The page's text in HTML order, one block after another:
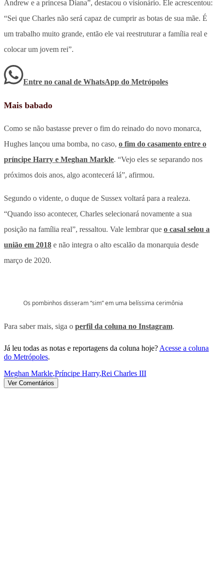
Andrew e a princesa Diana”, destacou o visionário. Ele acrescentou:
“Sei que Charles não será capaz de cumprir as botas de sua mãe. É
um trabalho muito grande, então ele vai reestruturar a família real e
colocar um jovem rei”.
Entre no canal de WhatsApp do Metrópoles
Mais babado
Como se não bastasse prever o fim do reinado do novo monarca,
Hughes lançou uma bomba, no caso, o fim do casamento entre o
príncipe Harry e Meghan Markle. “Vejo eles se separando nos
próximos dois anos, algo acontecerá lá”, afirmou.
Segundo o vidente, o duque de Sussex voltará para a realeza.
“Quando isso acontecer, Charles selecionará novamente a sua
posição na família real”, ressaltou. Vale lembrar que o casal selou a
união em 2018 e não integra o alto escalão da monarquia desde
março de 2020.
Os pombinhos disseram “sim” em uma belíssima cerimônia
Para saber mais, siga o perfil da coluna no Instagram.
Já leu todas as notas e reportagens da coluna hoje? Acesse a coluna
do Metrópoles.
Meghan Markle,Príncipe Harry,Rei Charles III
Ver Comentários